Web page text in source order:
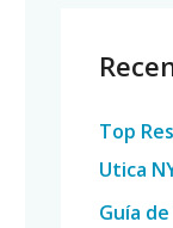
c
f
o
r
Top
Utica
Guía